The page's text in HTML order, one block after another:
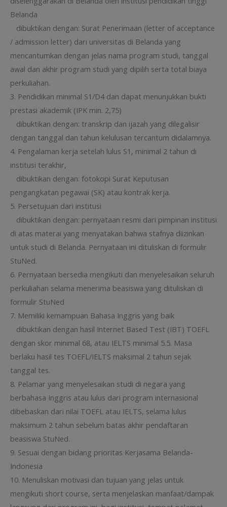
Belanda
dibuktikan dengan: Surat Penerimaan (letter of acceptance
/ admission letter) dari universitas di Belanda yang
mencantumkan dengan jelas nama program studi, tanggal
awal dan akhir program studi yang dipilih serta total biaya
perkuliahan.
3. Pendidikan minimal S1/D4 dan dapat menunjukkan bukti
prestasi akademik (IPK min. 2,75)
dibuktikan dengan: transkrip dan ijazah yang dilegalisir
dengan tanggal dan tahun kelulusan tercantum didalamnya.
4. Pengalaman kerja setelah lulus S1, minimal 2 tahun di
institusi terakhir,
dibuktikan dengan: fotokopi Surat Keputusan
pengangkatan pegawai (SK) atau kontrak kerja.
5. Persetujuan dari institusi
dibuktikan dengan: pernyataan resmi dari pimpinan institusi
di atas materai yang menyatakan bahwa stafnya diizinkan
untuk studi di Belanda. Pernyataan ini dituliskan di formulir
StuNed.
6. Pernyataan bersedia mengikuti dan menyelesaikan seluruh
perkuliahan selama menerima beasiswa yang dituliskan di
formulir StuNed
7. Memiliki kemampuan Bahasa Inggris yang baik
dibuktikan dengan hasil Internet Based Test (IBT) TOEFL
dengan skor minimal 68, atau IELTS minimal 5.5. Masa
berlaku hasil tes TOEFL/IELTS maksimal 2 tahun sejak
tanggal tes.
8. Pelamar yang menyelesaikan studi di negara yang
berbahasa Inggris atau lulus dari program internasional
dibebaskan dari nilai TOEFL atau IELTS, selama lulus
maksimum 2 tahun sebelum batas akhir pendaftaran
beasiswa StuNed.
9. Sesuai dengan bidang prioritas Kerjasama Belanda-
Indonesia
10. Menuliskan motivasi dan tujuan yang jelas untuk
mengikuti short course, serta menjelaskan manfaat/dampak